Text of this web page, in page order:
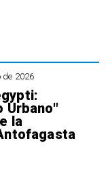
de 2026
Urbano"
la